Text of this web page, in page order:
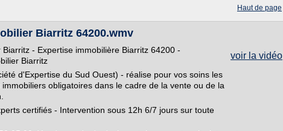
Haut de page
Biarritz 64200.wmv
voir la vidéo
Biarritz - Expertise immobilière Biarritz 64200 -
Biarritz
d'Expertise du Sud Ouest) - réalise pour vos soins les
obligatoires dans le cadre de la vente ou de la
certifiés - Intervention sous 12h 6/7 jours sur toute